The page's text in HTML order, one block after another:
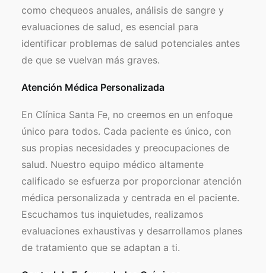
como chequeos anuales, análisis de sangre y
evaluaciones de salud, es esencial para
identificar problemas de salud potenciales antes
de que se vuelvan más graves.
Atención Médica Personalizada
En Clínica Santa Fe, no creemos en un enfoque
único para todos. Cada paciente es único, con
sus propias necesidades y preocupaciones de
salud. Nuestro equipo médico altamente
calificado se esfuerza por proporcionar atención
médica personalizada y centrada en el paciente.
Escuchamos tus inquietudes, realizamos
evaluaciones exhaustivas y desarrollamos planes
de tratamiento que se adaptan a ti.